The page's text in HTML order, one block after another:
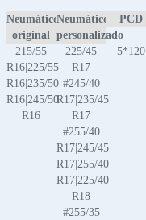
Neumático
original
Neumático
personalizado
PCD
215/55
R16|225/55
R16|235/50
R16|245/50
R16
225/45
R17
#245/40
R17|235/45
R17
#255/40
R17|245/45
R17|255/40
R17|225/40
R18
#255/35
5*120